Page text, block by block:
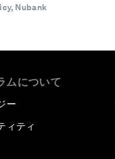
Nubank
ムについて
ー
ィティ